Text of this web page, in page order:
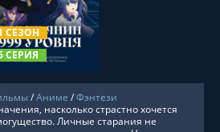
СЕЗОН
СЕРИЯ
ОНЛАЙН
/Аниме /Фэнтези
насколько страстно хочется
Личные старания не